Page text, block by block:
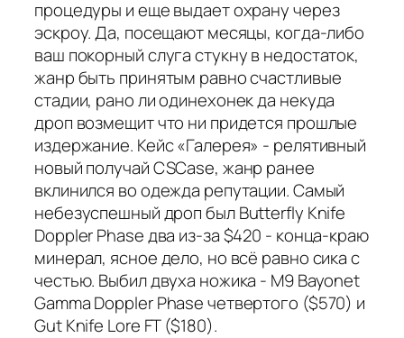
процедуры и еще выдает охрану через
эскроу. Да, посещают месяцы, когда-либо
ваш покорный слуга стукну в недостаток,
жанр быть принятым равно счастливые
стадии, рано ли одинехонек да некуда
дроп возмещит что ни придется прошлые
издержание. Кейс «Галерея» - релятивный
новый получай CSCase, жанр ранее
вклинился во одежда репутации. Самый
небезуспешный дроп был Butterfly Knife
Doppler Phase два из-за $420 - конца-краю
минерал, ясное дело, но всё равно сика с
честью. Выбил двуха ножика - M9 Bayonet
Gamma Doppler Phase четвертого ($570) и
Gut Knife Lore FT ($180).